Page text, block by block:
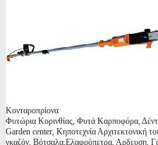
Κονταροπρίονα
Φυτώρια Κορινθίας, Φυτά Καρποφόρα,
Garden center, Κηποτεχνία Αρχιτεκτονική
γκαζόν, Βότσαλα,Ελαφρόπετρα, Αρδευση,